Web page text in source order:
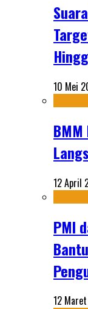
10 Mei
12 April
PMI
12